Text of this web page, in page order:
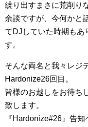
繰り出すまさに荒削り
余談ですが、今何かと
てDJしていた時期もあ
す。
そんな両名と我々レジ
Hardonize26回目。
皆様のお越しをお待ち
致します。
『Hardonize#26』告知